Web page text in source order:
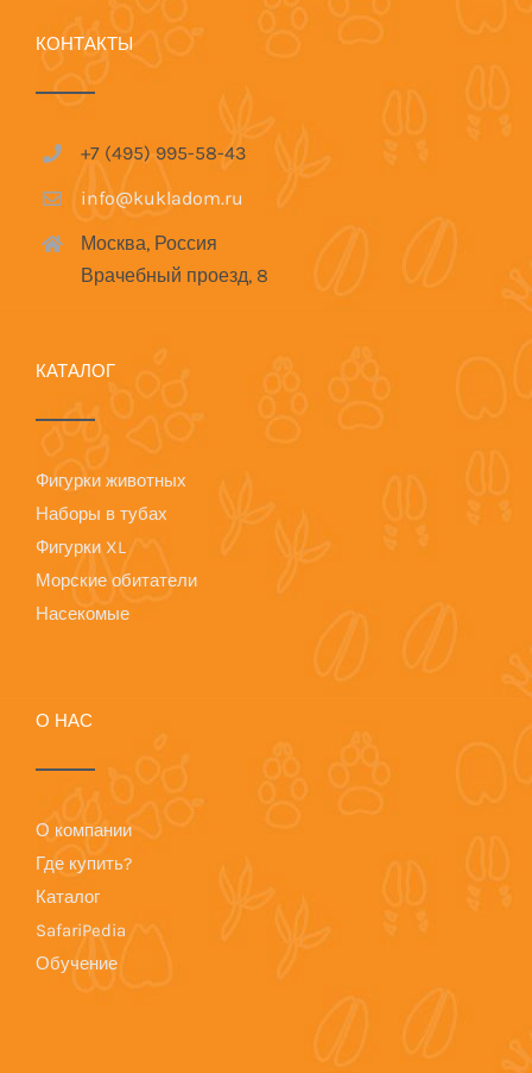
КОНТАКТЫ
+7 (495) 995-58-43
info@kukladom.ru
Москва, Россия
Врачебный проезд, 8
КАТАЛОГ
Фигурки животных
Наборы в тубах
Фигурки XL
Морские обитатели
Насекомые
О НАС
О компании
Где купить?
Каталог
SafariPedia
Обучение